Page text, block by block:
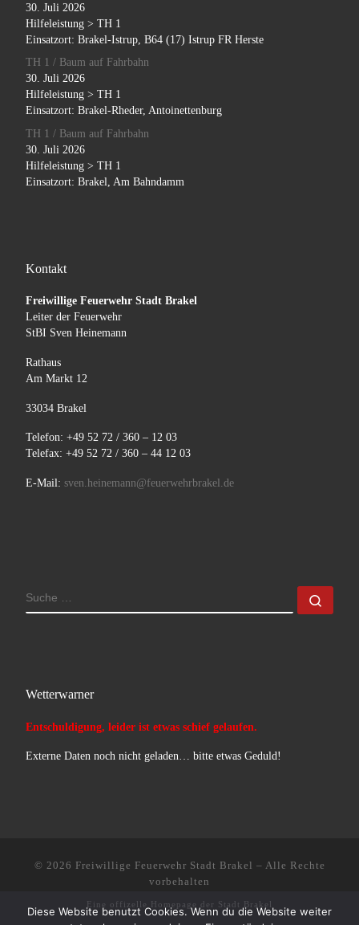
30. Juli 2026
Hilfeleistung > TH 1
Einsatzort: Brakel-Istrup, B64 (17) Istrup FR Herste
TH 1 / Baum auf Fahrbahn
30. Juli 2026
Hilfeleistung > TH 1
Einsatzort: Brakel-Rheder, Antoinettenburg
TH 1 / Baum auf Fahrbahn
30. Juli 2026
Hilfeleistung > TH 1
Einsatzort: Brakel, Am Bahndamm
Kontakt
Freiwillige Feuerwehr Stadt Brakel
Leiter der Feuerwehr
StBI Sven Heinemann
Rathaus
Am Markt 12
33034 Brakel
Telefon: +49 52 72 / 360 – 12 03
Telefax: +49 52 72 / 360 – 44 12 03
E-Mail: sven.heinemann@feuerwehrbrakel.de
SUCHE
Wetterwarner
Entschuldigung, leider ist etwas schief gelaufen.
Externe Daten noch nicht geladen… bitte etwas Geduld!
© 2026 Freiwillige Feuerwehr Stadt Brakel – Alle Rechte
vorbehalten
Eine offizelle Homepage der Stadt Brakel
Diese Website benutzt Cookies. Wenn du die Website weiter